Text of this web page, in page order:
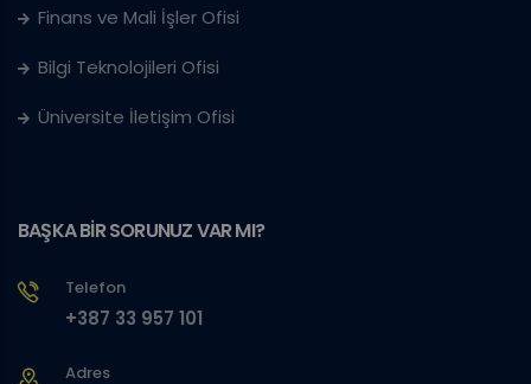
Finans ve Mali İşler Ofisi
Bilgi Teknolojileri Ofisi
Üniversite İletişim Ofisi
BAŞKA BİR SORUNUZ VAR MI?
Telefon
+387 33 957 101
Adres